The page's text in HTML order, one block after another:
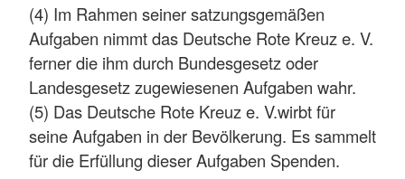
(4) Im Rahmen seiner satzungsgemäßen
Aufgaben nimmt das Deutsche Rote Kreuz e. V.
ferner die ihm durch Bundesgesetz oder
Landesgesetz zugewiesenen Aufgaben wahr.
(5) Das Deutsche Rote Kreuz e. V.wirbt für
seine Aufgaben in der Bevölkerung. Es sammelt
für die Erfüllung dieser Aufgaben Spenden.